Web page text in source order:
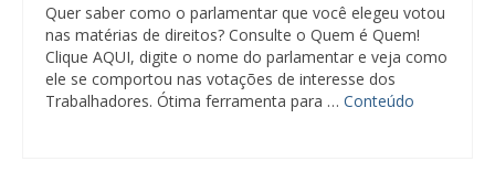
Quer saber como o parlamentar que você elegeu votou
nas matérias de direitos? Consulte o Quem é Quem!
Clique AQUI, digite o nome do parlamentar e veja como
ele se comportou nas votações de interesse dos
Trabalhadores. Ótima ferramenta para … Conteúdo